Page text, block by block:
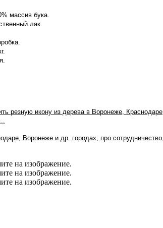
массив бука.
лак.
резную икону из дерева в Воронеже, Краснодаре
Воронеже и др. городах, про сотрудничество,